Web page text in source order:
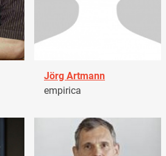
Jörg Artmann
empirica